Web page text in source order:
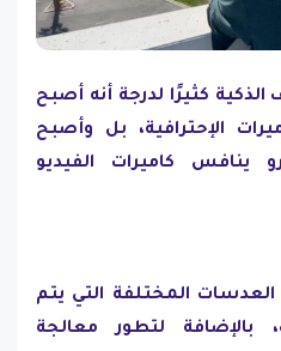
كثيرًا لدرجة أنه أصبح
الإحترافية، بل وأصبح
مثل آيفون 13 برو ينافس كاميرات الفيديو
المختلفة التي يتم
بالإضافة لتطور معالجة